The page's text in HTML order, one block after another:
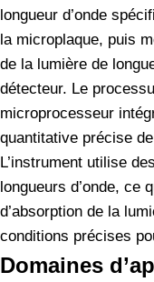
longueur d’onde
la microplaque, puis
de la lumière de
détecteur. Le
microprocesseur
quantitative précise
L’instrument utilise
longueurs d’onde, ce
d’absorption de la
conditions précises
Domaines